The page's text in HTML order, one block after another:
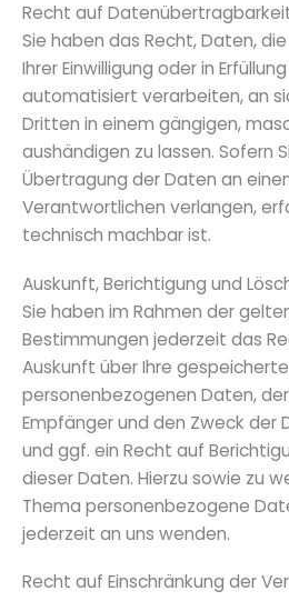
Recht auf
Sie haben das Recht, Daten,
Ihrer Einwilligung oder in
automatisiert verarbeiten, an
Dritten in einem gängigen,
aushändigen zu lassen. Sofern
Übertragung der Daten an
Verantwortlichen verlangen,
technisch machbar ist.
Auskunft, Berichtigung und
Sie haben im Rahmen der
Bestimmungen jederzeit das
Auskunft über Ihre
personenbezogenen Daten,
Empfänger und den Zweck der
und ggf. ein Recht auf
dieser Daten. Hierzu sowie zu
Thema personenbezogene
jederzeit an uns wenden.
Recht auf Einschränkung der